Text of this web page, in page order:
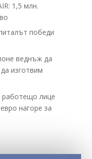
1,5 млн.
победи
веднъж да
изготвим
работещо лице
нагоре за